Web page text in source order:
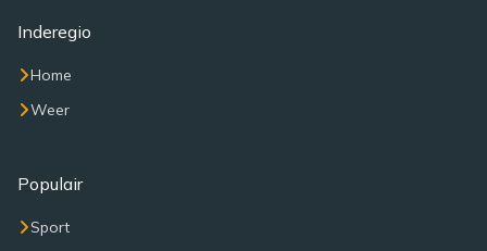
Inderegio
Home
Weer
Populair
Sport